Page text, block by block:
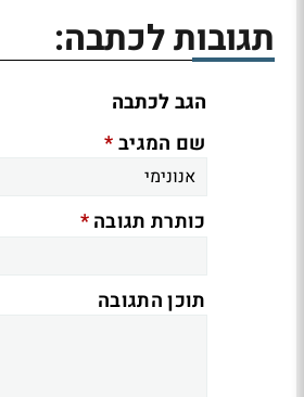
תגובות לכתבה:
הגב לכתבה
שם המגיב*
כותרת תגובה*
תוכן התגובה